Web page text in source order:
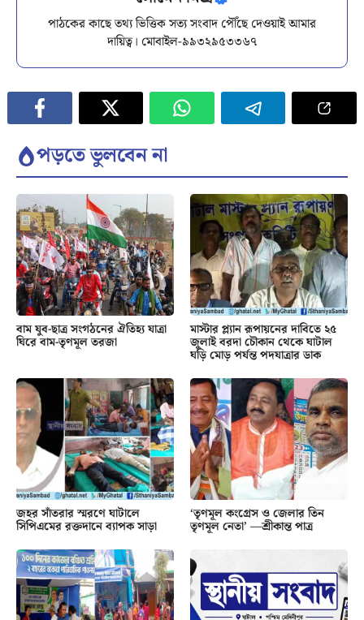
পাঠকের কাছে তথ্য ভিত্তিক সত্য সংবাদ পৌঁছে দেওয়াই আমার
দায়িত্ব। মোবাইল-৯৯৩২৯৫৩৩৬৭
পড়তে ভুলবেন না
বাম যুব-ছাত্র সংগঠনের ঐতিহ্য যাত্রা
ঘিরে বাম-তৃণমূল তরজা
মাস্টার প্ল্যান রূপায়নের দাবিতে ২৫
জুলাই বরদা চৌকান থেকে ঘাটাল
ঘড়ি মোড় পর্যন্ত পদযাত্রার ডাক
জহর সাঁতরার স্মরণে ঘাটালে
সিপিএমের রক্তদানে ব্যাপক সাড়া
‘তৃণমূল কংগ্রেস ও জেলার তিন
তৃণমূল নেতা’ —শ্রীকান্ত পাত্র